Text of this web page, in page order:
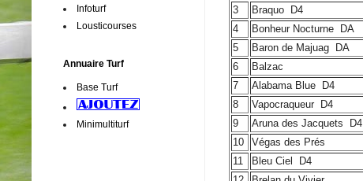
3
Braquo D4
4
Bonheur Nocturne DA
5
Baron de Majuag DA
6
Balzac
7
Alabama Blue D4
8
Vapocraqueur D4
9
Aruna des Jacquets D4
10
Végas des Prés
11
Bleu Ciel D4
Infoturf
Lousticourses
Annuaire Turf
Base Turf
Minimultiturf